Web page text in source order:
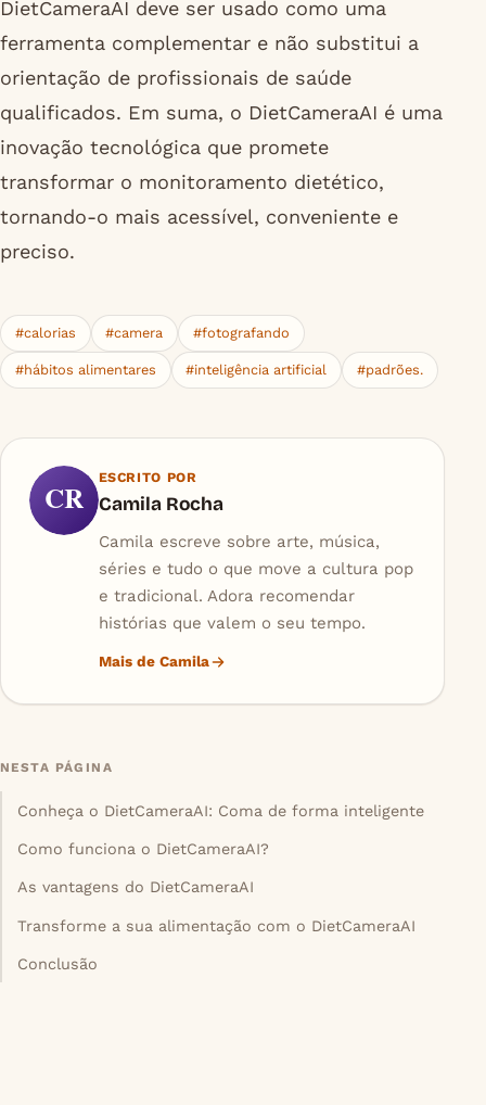
DietCameraAI deve ser usado como uma
ferramenta complementar e não substitui a
orientação de profissionais de saúde
qualificados. Em suma, o DietCameraAI é uma
inovação tecnológica que promete
transformar o monitoramento dietético,
tornando-o mais acessível, conveniente e
preciso.
#calorias #camera #fotografando
#hábitos alimentares #inteligência artificial #padrões.
CR
ESCRITO POR
Camila Rocha
Camila escreve sobre arte, música,
séries e tudo o que move a cultura pop
e tradicional. Adora recomendar
histórias que valem o seu tempo.
Mais de Camila
NESTA PÁGINA
Conheça o DietCameraAI: Coma de forma inteligente
Como funciona o DietCameraAI?
As vantagens do DietCameraAI
Transforme a sua alimentação com o DietCameraAI
Conclusão